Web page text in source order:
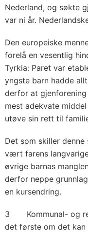
Nederland, og søkte
var ni år.
Den europeiske
forelå en vesentlig
Tyrkia: Paret var
yngste barn hadde
derfor at
mest adekvate
utøve sin rett til
Det som skiller denne
vært farens
øvrige barnas
derfor neppe
en kursendring.
3 Kommunal- og
det første om det kan